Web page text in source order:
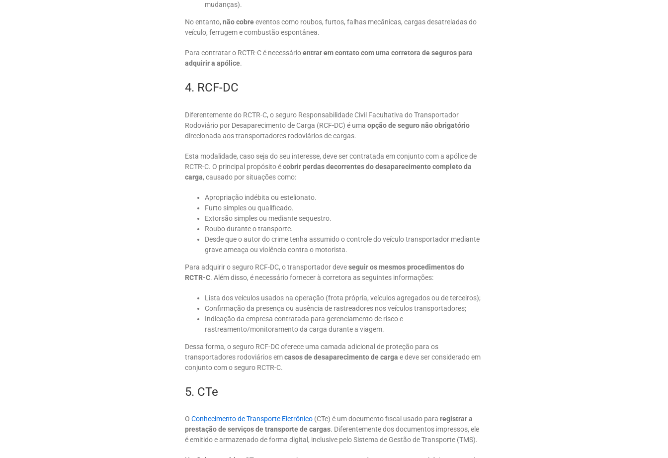
mudanças).
No entanto, não cobreeventos como roubos, furtos, falhas mecânicas, cargas desatreladas do
veículo, ferrugem e combustão espontânea.
Para contratar o RCTR-C é necessárioentrar em contato com uma corretora de seguros para
adquirir a apólice.
4. RCF-DC
Diferentemente do RCTR-C, o seguro Responsabilidade Civil Facultativa do Transportador
Rodoviário por Desaparecimento de Carga (RCF-DC) é uma opção de seguro não obrigatório
direcionada aos transportadores rodoviários de cargas.
Esta modalidade, caso seja do seu interesse, deve ser contratada em conjunto com a apólice de
RCTR-C. O principal propósito écobrir perdas decorrentes do desaparecimento completo da
carga, causado por situações como:
Apropriação indébita ou estelionato.
Furto simples ou qualificado.
Extorsão simples ou mediante sequestro.
Roubo durante o transporte.
Desde que o autor do crime tenha assumido o controle do veículo transportador mediante
grave ameaça ou violência contra o motorista.
Para adquirir o seguro RCF-DC, o transportador deveseguir os mesmos procedimentos do
RCTR-C. Além disso, é necessário fornecer à corretora as seguintes informações:
Lista dos veículos usados na operação (frota própria, veículos agregados ou de terceiros);
Confirmação da presença ou ausência de rastreadores nos veículos transportadores;
Indicação da empresa contratada para gerenciamento de risco e
rastreamento/monitoramento da carga durante a viagem.
Dessa forma, o seguro RCF-DC oferece uma camada adicional de proteção para os
transportadores rodoviários emcasos de desaparecimento de carga e deve ser considerado em
conjunto com o seguro RCTR-C.
5. CTe
O Conhecimento de Transporte Eletrônico (CTe) é um documento fiscal usado para registrar a
prestação de serviços de transporte de cargas. Diferentemente dos documentos impressos, ele
é emitido e armazenado de forma digital, inclusive pelo Sistema de Gestão de Transporte (TMS).